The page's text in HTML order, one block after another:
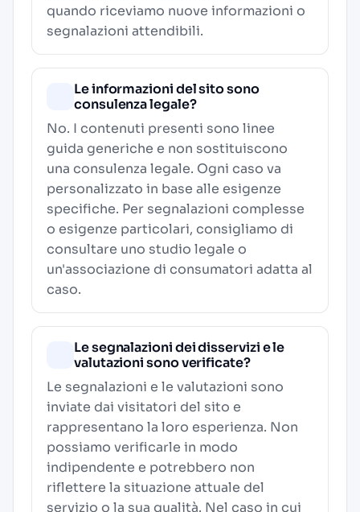
quando riceviamo nuove informazioni o
segnalazioni attendibili.
Le informazioni del sito sono
consulenza legale?
No. I contenuti presenti sono linee
guida generiche e non sostituiscono
una consulenza legale. Ogni caso va
personalizzato in base alle esigenze
specifiche. Per segnalazioni complesse
o esigenze particolari, consigliamo di
consultare uno studio legale o
un'associazione di consumatori adatta al
caso.
Le segnalazioni dei disservizi e le
valutazioni sono verificate?
Le segnalazioni e le valutazioni sono
inviate dai visitatori del sito e
rappresentano la loro esperienza. Non
possiamo verificarle in modo
indipendente e potrebbero non
riflettere la situazione attuale del
servizio o la sua qualità. Nel caso in cui